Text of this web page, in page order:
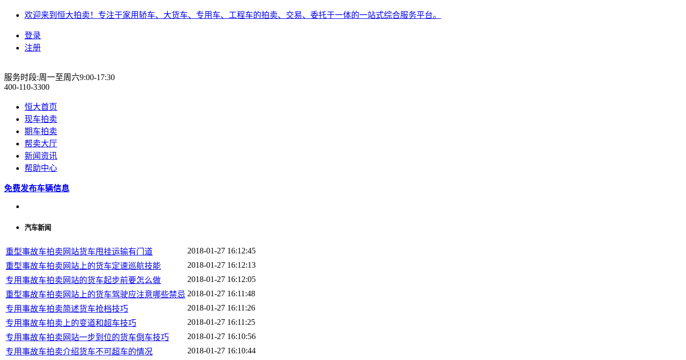
欢迎来到恒大拍卖！专注于家用轿车、大货车、专用车、工程车的拍卖、交易、委托于一体的一站式综合服务平台。
登录
注册
服务时段:周一至周六9:00-17:30
400-110-3300
恒大首页
现车拍卖
期车拍卖
帮卖大厅
新闻资讯
帮助中心
免费发布车辆信息
汽车新闻
重型事故车拍卖网站货车甩挂运输有门道
2018-01-27 16:12:45
重型事故车拍卖网站上的货车定速巡航技能
2018-01-27 16:12:13
专用事故车拍卖网站的货车起步前要怎么做
2018-01-27 16:12:05
重型事故车拍卖网站上的货车驾驶应注意哪些禁忌 2018-01-27 16:11:48
专用事故车拍卖简述货车抢档技巧
2018-01-27 16:11:26
专用事故车拍卖上的变道和超车技巧
2018-01-27 16:11:25
专用事故车拍卖网站一步到位的货车倒车技巧
2018-01-27 16:10:56
专用事故车拍卖介绍货车不可超车的情况
2018-01-27 16:10:44